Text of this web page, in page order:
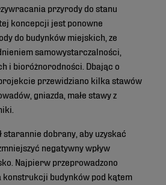
przyrody do stanu
koncepcji jest ponowne
do budynków miejskich, ze
samowystarczalności,
i bioróżnorodności. Dbając o
przewidziano kilka stawów
gniazda, małe stawy z
starannie dobrany, aby uzyskać
negatywny wpływ
Najpierw przeprowadzono
konstrukcji budynków pod kątem